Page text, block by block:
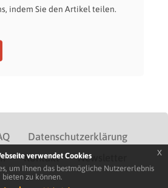
indem Sie den Artikel teilen.
Datenschutzerklärung
Kontakt Newsletter
verwendet Cookies
um Ihnen das bestmögliche Nutzererlebnis
bieten zu können.
x